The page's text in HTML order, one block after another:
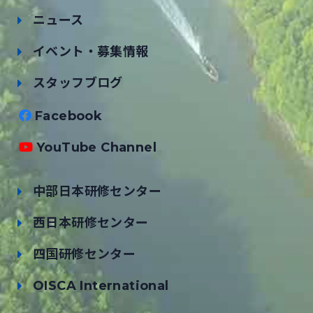
ニュース
イベント・募集情報
スタッフブログ
Facebook
YouTube Channel
中部日本研修センター
西日本研修センター
四国研修センター
OISCA International